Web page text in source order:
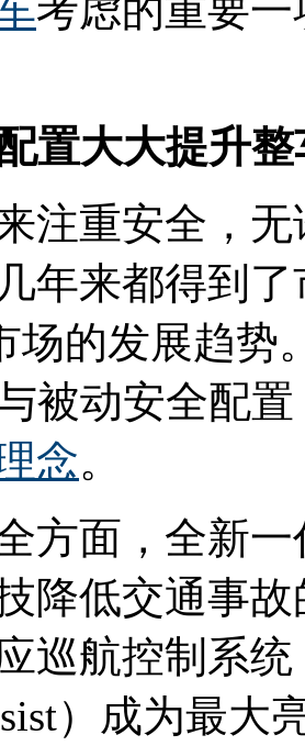
考虑的重要
置大大提升
注重安全，
年来都得到
场的发展趋势
被动安全配
念。
方面，全新
降低交通事
巡航控制系
）成为最大